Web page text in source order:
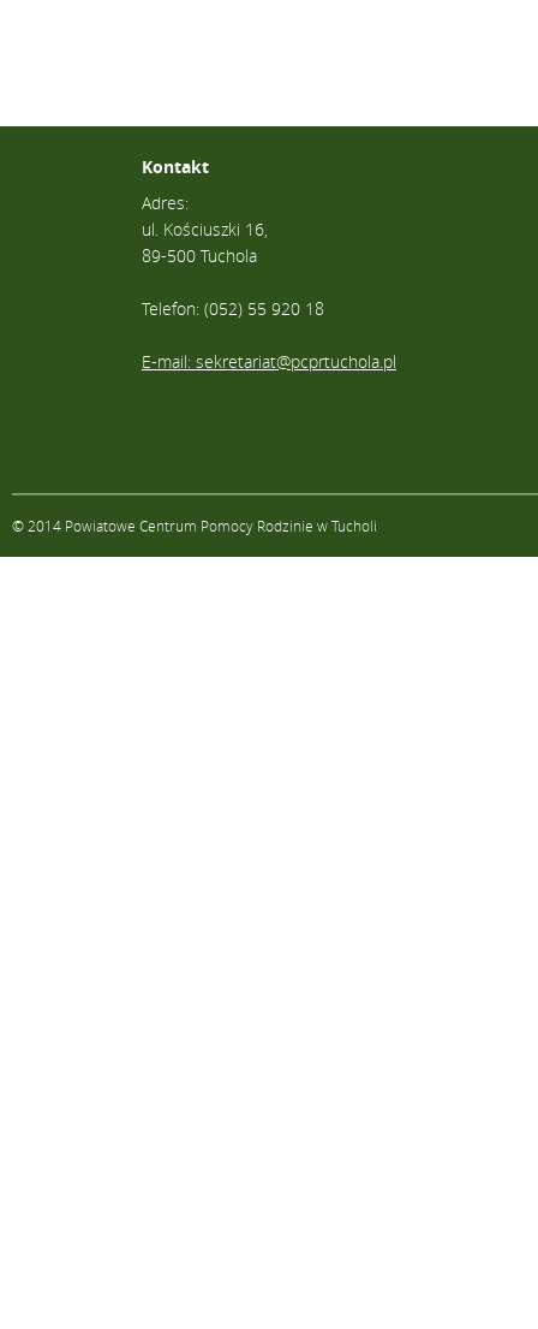
Kontakt
Adres:
ul. Kościuszki 16,
89-500 Tuchola
Telefon: (052) 55 920 18
E-mail: sekretariat@pcprtuchola.pl
© 2014 Powiatowe Centrum Pomocy Rodzinie w Tucholi